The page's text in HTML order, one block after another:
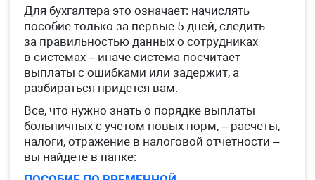
Для бухгалтера это означает: начислять
пособие только за первые 5 дней, следить
за правильностью данных о сотрудниках
в системах – иначе система посчитает
выплаты с ошибками или задержит, а
разбираться придется вам.
Все, что нужно знать о порядке выплаты
больничных с учетом новых норм, – расчеты,
налоги, отражение в налоговой отчетности –
вы найдете в папке: